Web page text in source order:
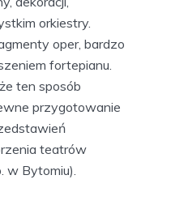
orkiestry.
oper, bardzo
fortepianu.
ten sposób
przygotowanie
teatrów
w Bytomiu).